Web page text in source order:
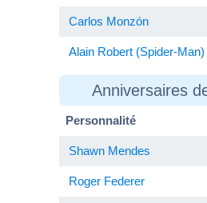
Carlos Monzón
Alain Robert (Spider-Man)
Anniversaires
Personnalité
Shawn Mendes
Roger Federer